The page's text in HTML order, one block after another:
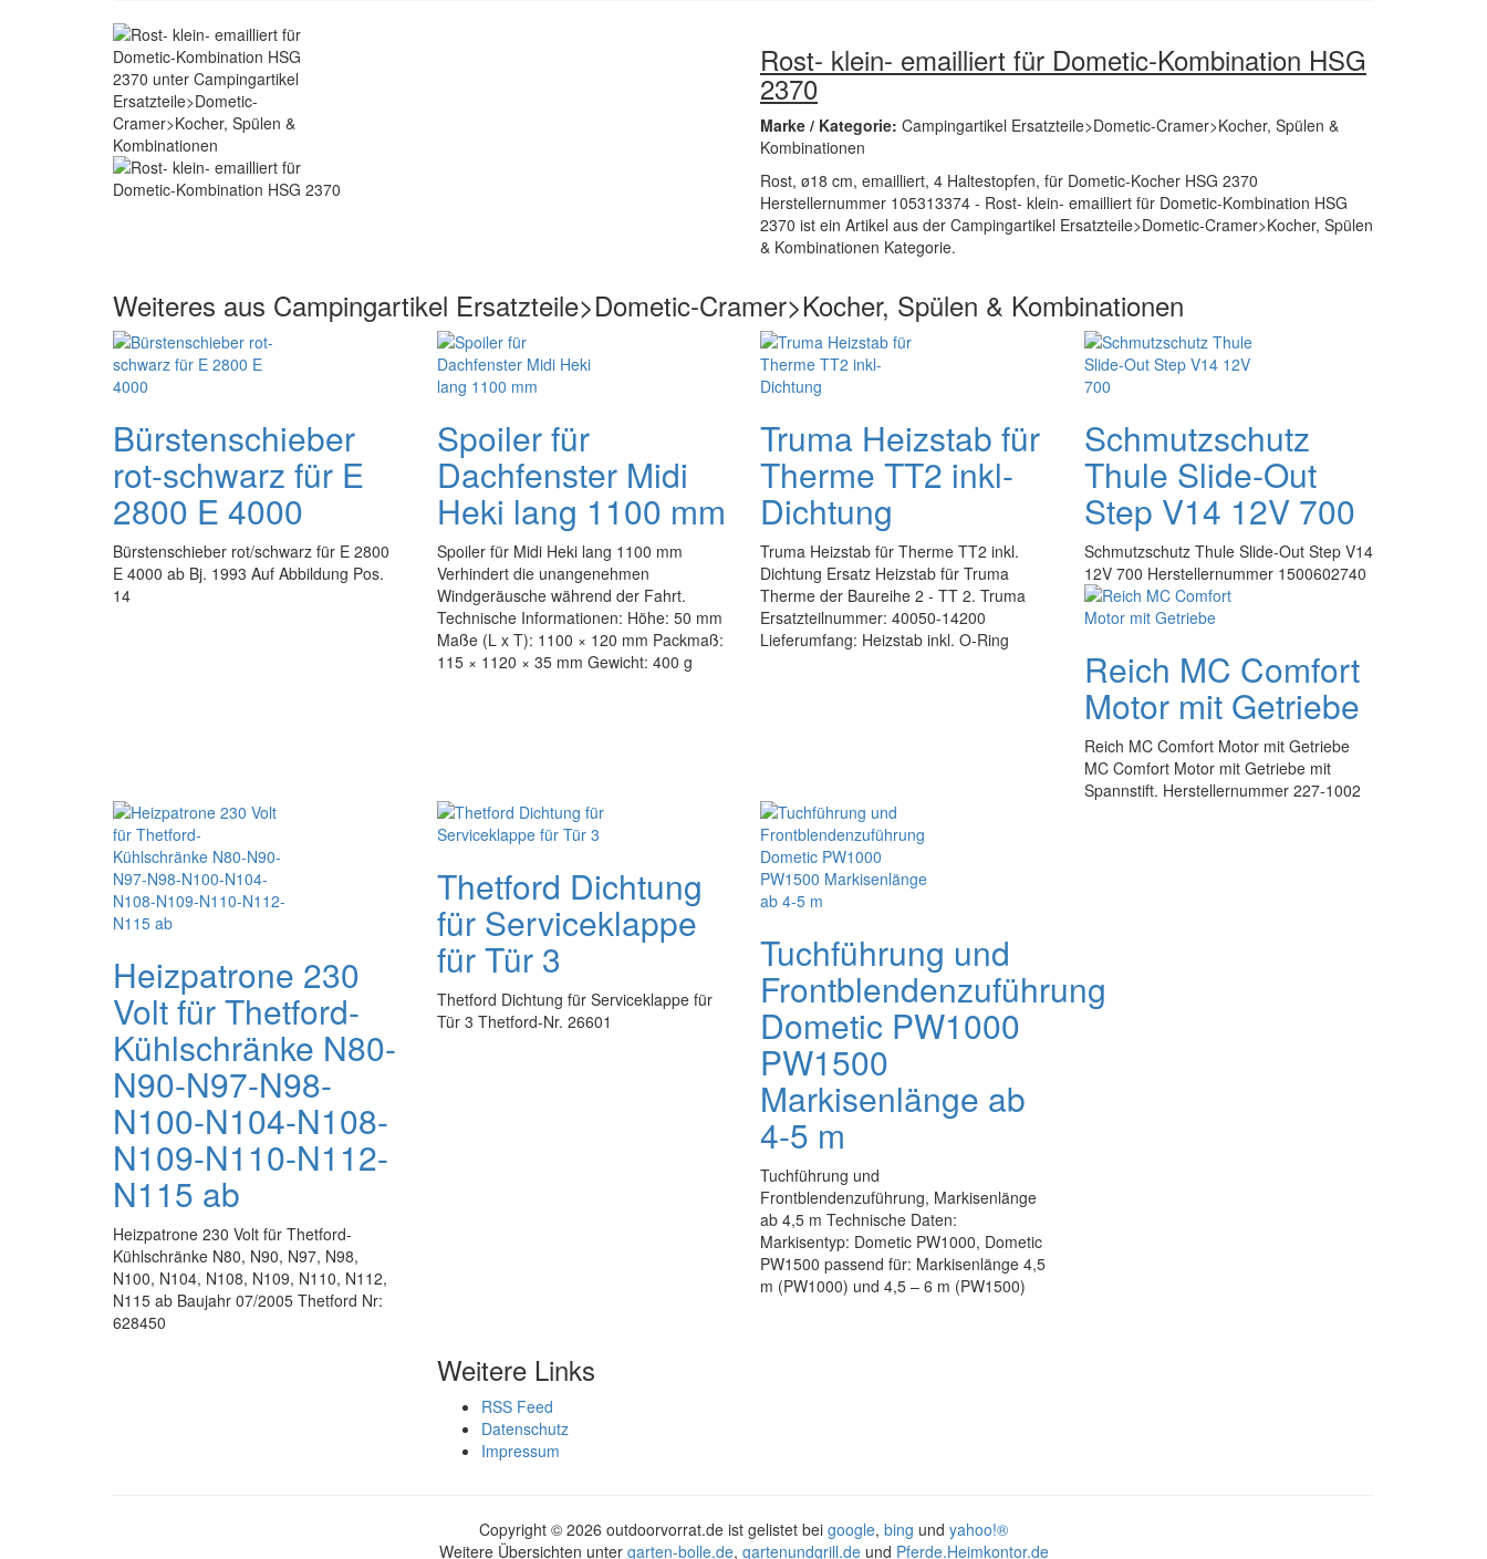
Rost- klein- emailliert für Dometic-Kombination HSG
2370
Marke / Kategorie: Campingartikel Ersatzteile>Dometic-Cramer>Kocher, Spülen &
Kombinationen
Rost, ø18 cm, emailliert, 4 Haltestopfen, für Dometic-Kocher HSG 2370
Herstellernummer 105313374 - Rost- klein- emailliert für Dometic-Kombination HSG
2370 ist ein Artikel aus der Campingartikel Ersatzteile>Dometic-Cramer>Kocher, Spülen
& Kombinationen Kategorie.
Weiteres aus Campingartikel Ersatzteile>Dometic-Cramer>Kocher, Spülen & Kombinationen
Bürstenschieber
rot-schwarz für E
2800 E 4000
Bürstenschieber rot/schwarz für E 2800
E 4000 ab Bj. 1993 Auf Abbildung Pos.
14
Spoiler für
Dachfenster Midi
Heki lang 1100 mm
Spoiler für Midi Heki lang 1100 mm
Verhindert die unangenehmen
Windgeräusche während der Fahrt.
Technische Informationen: Höhe: 50 mm
Maße (L x T): 1100 × 120 mm Packmaß:
115 × 1120 × 35 mm Gewicht: 400 g
Truma Heizstab für
Therme TT2 inkl-
Dichtung
Truma Heizstab für Therme TT2 inkl.
Dichtung Ersatz Heizstab für Truma
Therme der Baureihe 2 - TT 2. Truma
Ersatzteilnummer: 40050-14200
Lieferumfang: Heizstab inkl. O-Ring
Schmutzschutz
Thule Slide-Out
Step V14 12V 700
Schmutzschutz Thule Slide-Out Step V14
12V 700 Herstellernummer 1500602740
Reich MC Comfort
Motor mit Getriebe
Reich MC Comfort Motor mit Getriebe
MC Comfort Motor mit Getriebe mit
Spannstift. Herstellernummer 227-1002
Heizpatrone 230
Volt für Thetford-
Kühlschränke N80-
N90-N97-N98-
N100-N104-N108-
N109-N110-N112-
N115 ab
Heizpatrone 230 Volt für Thetford-
Kühlschränke N80, N90, N97, N98,
N100, N104, N108, N109, N110, N112,
N115 ab Baujahr 07/2005 Thetford Nr:
628450
Thetford Dichtung
für Serviceklappe
für Tür 3
Thetford Dichtung für Serviceklappe für
Tür 3 Thetford-Nr. 26601
Tuchführung und
Frontblendenzuführung
Dometic PW1000
PW1500
Markisenlänge ab
4-5 m
Tuchführung und
Frontblendenzuführung, Markisenlänge
ab 4,5 m Technische Daten:
Markisentyp: Dometic PW1000, Dometic
PW1500 passend für: Markisenlänge 4,5
m (PW1000) und 4,5 – 6 m (PW1500)
Weitere Links
RSS Feed
Datenschutz
Impressum
Copyright © 2026 outdoorvorrat.de ist gelistet bei google, bing und yahoo!®
Weitere Übersichten unter garten-bolle.de, gartenundgrill.deund Pferde.Heimkontor.de